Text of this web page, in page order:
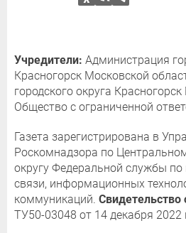
Учредители: Администрация
Красногорск Московской
городского округа
Общество с ограниченной
Газета зарегистрирована в
Роскомнадзора по
округу Федеральной службы по
связи, информационных
коммуникаций. Свидетельство
ТУ50-03048 от 14 декабря 2022